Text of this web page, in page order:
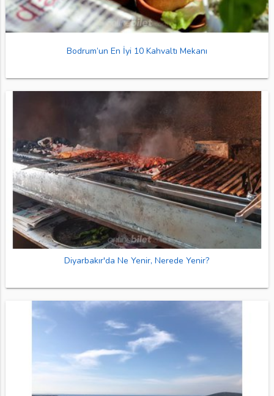
Bodrum’un En İyi 10 Kahvaltı Mekanı
Diyarbakır'da Ne Yenir, Nerede Yenir?